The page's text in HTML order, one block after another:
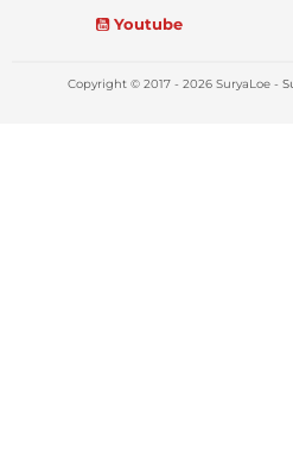
Youtube
Copyright © 2017 - 2026 SuryaLoe -